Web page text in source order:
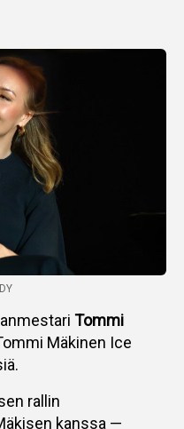
Tommi
Mäkinen Ice
rallin
kanssa —